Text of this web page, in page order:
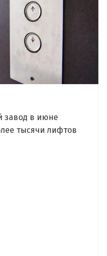
завод в июне
тысячи лифтов